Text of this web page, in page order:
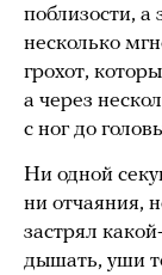
поблизости,
несколько
грохот,
а через
с ног до
Ни одной
ни отчаяния,
застрял
дышать, уши